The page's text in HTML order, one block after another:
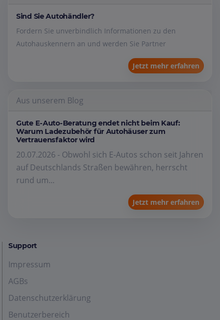
Sind Sie Autohändler?
Fordern Sie unverbindlich Informationen zu den
Autohauskennern an und werden Sie Partner
Jetzt mehr erfahren
Aus unserem Blog
Gute E-Auto-Beratung endet nicht beim Kauf:
Warum Ladezubehör für Autohäuser zum
Vertrauensfaktor wird
20.07.2026 - Obwohl sich E-Autos schon seit Jahren
auf Deutschlands Straßen bewähren, herrscht
rund um...
Jetzt mehr erfahren
Support
Impressum
AGBs
Datenschutzerklärung
Benutzerbereich